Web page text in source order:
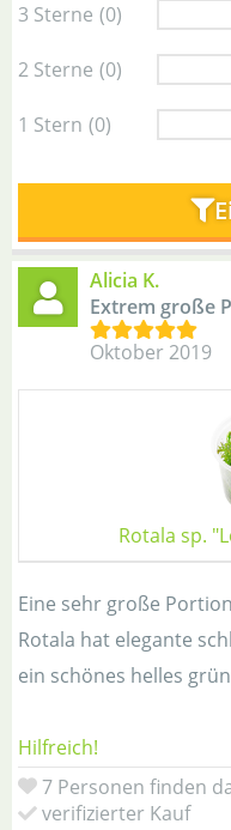
3 Sterne (0)
2 Sterne (0)
1 Stern (0)
Alicia K.
Extrem große
Oktober 2019
Rotala sp.
Eine sehr große
Rotala hat elegante
ein schönes helles
Hilfreich!
7 Personen finden
verifizierter Kauf